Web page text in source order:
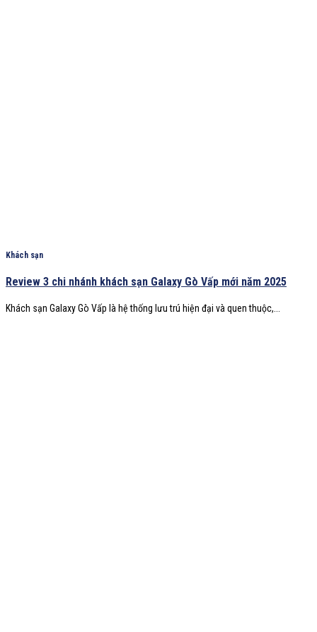
Khách sạn
Review 3 chi nhánh khách sạn Galaxy Gò Vấp mới năm 2025
Khách sạn Galaxy Gò Vấp là hệ thống lưu trú hiện đại và quen thuộc,...